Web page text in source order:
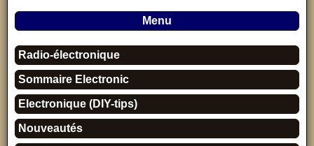
Menu
Radio-électronique
Sommaire Electronic
Electronique (DIY-tips)
Nouveautés